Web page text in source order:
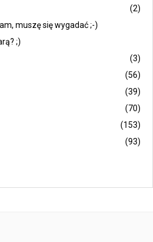
(2)
muszę się wygadać ;-)
;)
(3)
(56)
(39)
(70)
(153)
(93)